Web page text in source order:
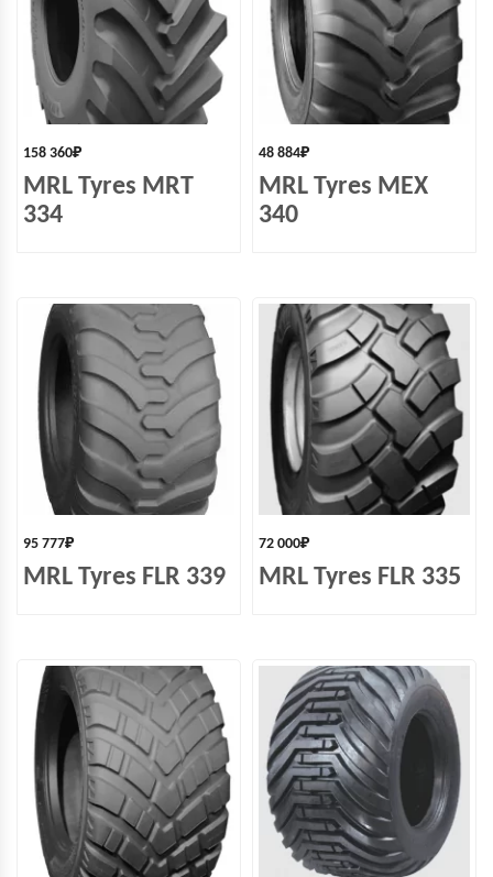
158 360₽
MRL Tyres MRT
334
48 884₽
MRL Tyres MEX
340
95 777₽
MRL Tyres FLR 339
72 000₽
MRL Tyres FLR 335